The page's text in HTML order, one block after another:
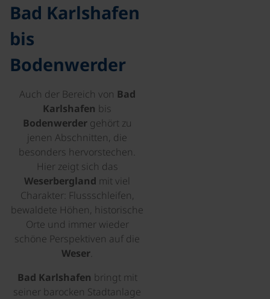
Bad Karlshafen
bis
Bodenwerder
Auch der Bereich von Bad
Karlshafen bis
Bodenwerdergehört zu
jenen Abschnitten, die
besonders hervorstechen.
Hier zeigt sich das
Weserbergland mit viel
Charakter: Flussschleifen,
bewaldete Höhen, historische
Orte und immer wieder
schöne Perspektiven auf die
Weser.
Bad Karlshafen bringt mit
seiner barocken Stadtanlage